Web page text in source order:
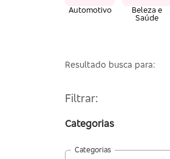
Automotivo
Beleza e
Saúde
Resultado busca para:
Filtrar:
Categorias
Categorias